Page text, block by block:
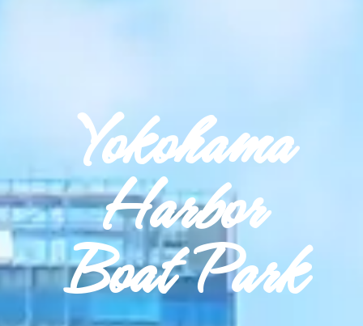
Yokohama
Harbor
Boat Park